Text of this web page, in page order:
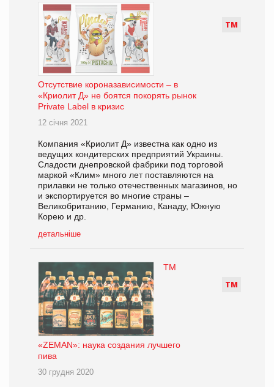
ТМ
Отсутствие короназависимости – в
«Криолит Д» не боятся покорять рынок
Private Label в кризис
12 січня 2021
Компания «Криолит Д» известна как одно из
ведущих кондитерских предприятий Украины.
Сладости днепровской фабрики под торговой
маркой «Клим» много лет поставляются на
прилавки не только отечественных магазинов, но
и экспортируется во многие страны –
Великобританию, Германию, Канаду, Южную
Корею и др.
детальніше
ТМ
ТМ
«ZEMAN»: наука создания лучшего
пива
30 грудня 2020